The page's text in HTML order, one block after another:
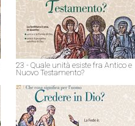
23 - Quale unità esiste fra Antico e
Nuovo Testamento?